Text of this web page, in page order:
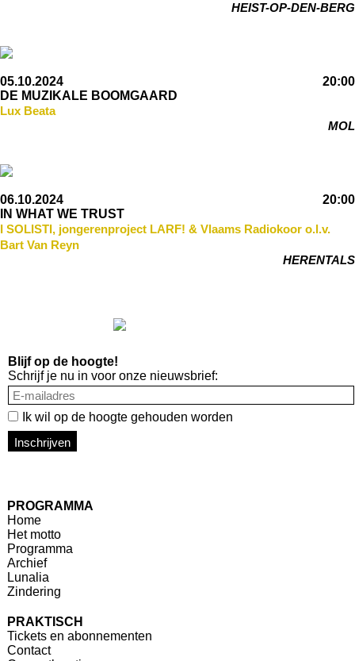
HEIST-OP-DEN-BERG
05.10.2024
20:00
DE MUZIKALE BOOMGAARD
Lux Beata
MOL
06.10.2024
20:00
IN WHAT WE TRUST
I SOLISTI, jongerenproject LARF! & Vlaams Radiokoor o.l.v.
Bart Van Reyn
HERENTALS
Blijf op de hoogte!
Schrijf je nu in voor onze nieuwsbrief:
Ik wil op de hoogte gehouden worden
Inschrijven
PROGRAMMA
Home
Het motto
Programma
Archief
Lunalia
Zindering
PRAKTISCH
Tickets en abonnementen
Contact